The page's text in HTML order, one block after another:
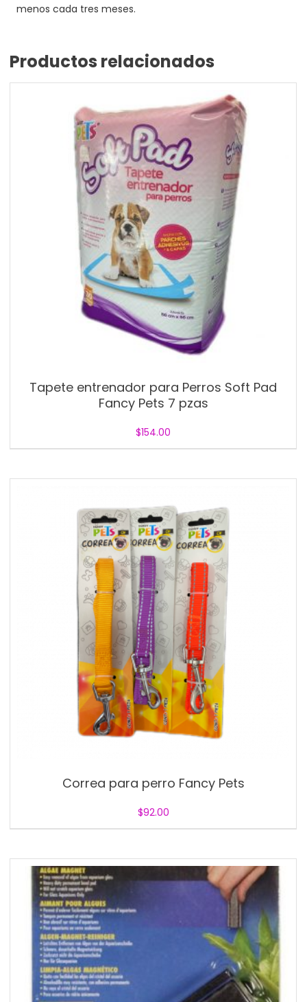
menos cada tres meses.
Productos relacionados
Tapete entrenador para Perros Soft Pad
Fancy Pets 7 pzas
$154.00
Correa para perro Fancy Pets
$92.00